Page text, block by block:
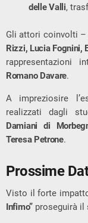
delle Valli,
Gli attori coinvolti –
Rizzi, Lucia Fognini,
rappresentazioni
Romano Davare.
A impreziosire
realizzati dagli
Damiani di
Teresa Petrone.
Prossime
Visto il forte
Infimo”proseguirà il